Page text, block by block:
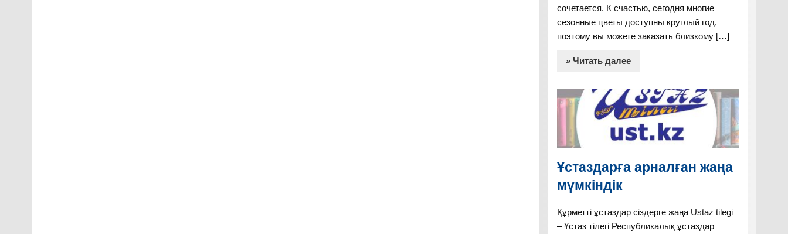
сочетается. К счастью, сегодня многие
сезонные цветы доступны круглый год,
поэтому вы можете заказать близкому […]
» Читать далее
Ұстаздарға арналған жаңа
мүмкіндік
Құрметті ұстаздар сіздерге жаңа Ustaz tilegi
– Ұстаз тілегі Республикалық ұстаздар